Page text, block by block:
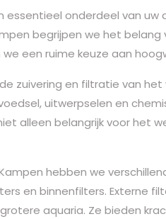
essentieel onderdeel van uw
begrijpen we het
een ruime keuze aan
zuivering en filtratie van
uitwerpselen en
alleen belangrijk voor het
hebben we
en binnenfilters. Externe
aquaria. Ze bieden